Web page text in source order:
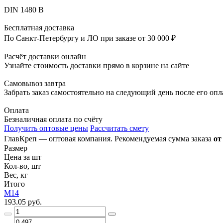
DIN 1480 B
Бесплатная доставка
По Санкт-Петербургу и ЛО при заказе от 30 000 ₽
Расчёт доставки онлайн
Узнайте стоимость доставки прямо в корзине на сайте
Самовывоз завтра
Забрать заказ самостоятельно на следующий день после его
Оплата
Безналичная оплата по счёту
Получить оптовые цены Рассчитать смету
ГлавКреп — оптовая компания. Рекомендуемая сумма заказа
Размер
Цена за шт
Кол-во, шт
Вес, кг
Итого
М14
193.05 руб.